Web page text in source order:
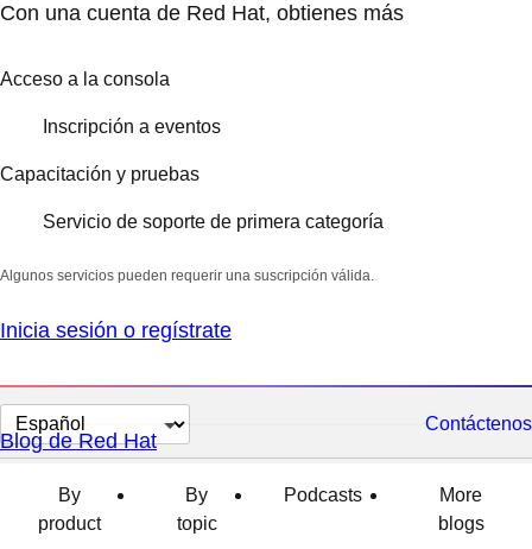
Con una cuenta de Red Hat, obtienes más
Acceso a la consola
Inscripción a eventos
Capacitación y pruebas
Servicio de soporte de primera categoría
Algunos servicios pueden requerir una suscripción válida.
Inicia sesión o regístrate
Cambiar
el
idioma
Contáctenos
Blog de Red Hat
By
product
By
topic
Podcasts
More
blogs